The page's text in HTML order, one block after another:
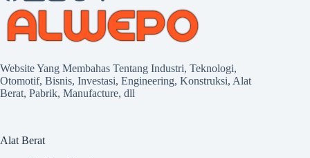
Website Yang Membahas Tentang Industri, Teknologi,
Otomotif, Bisnis, Investasi, Engineering, Konstruksi, Alat
Berat, Pabrik, Manufacture, dll
Alat Berat